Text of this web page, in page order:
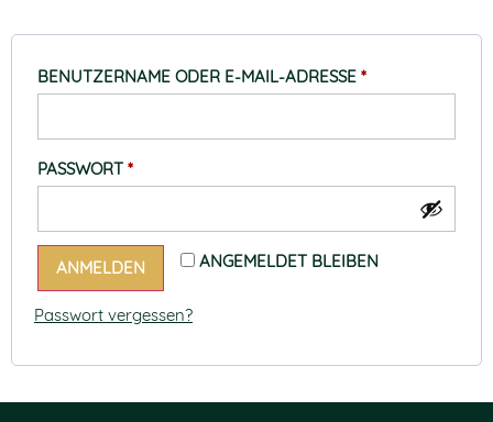
BENUTZERNAME ODER E-MAIL-ADRESSE *
PASSWORT *
ANGEMELDET BLEIBEN
ANMELDEN
Passwort vergessen?